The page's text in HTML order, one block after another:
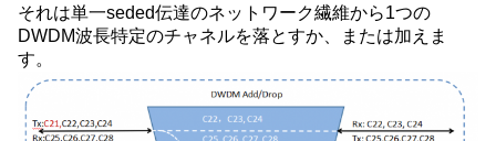
それは単一seded伝達のネットワーク繊維から1つの
DWDM波長特定のチャネルを落とすか、または加えま
す。